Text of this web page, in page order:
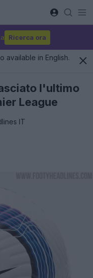
Ricerca ora
available in English.
l'ultimo
League
IT